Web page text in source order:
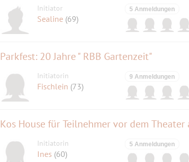
Initiator
Sealine (69)
5 Anmeldungen
Parkfest: 20 Jahre " RBB Gartenzeit"
Initiatorin
Fischlein (73)
9 Anmeldungen
Kos House für Teilnehmer vor dem Theater
Initiatorin
Ines (60)
5 Anmeldungen